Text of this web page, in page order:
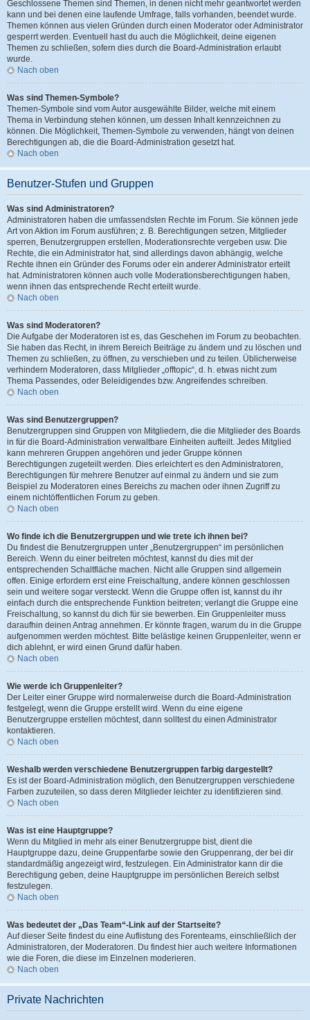
Geschlossene Themen sind Themen, in denen nicht mehr geantwortet werden
kann und bei denen eine laufende Umfrage, falls vorhanden, beendet wurde.
Themen können aus vielen Gründen durch einen Moderator oder Administrator
gesperrt werden. Eventuell hast du auch die Möglichkeit, deine eigenen
Themen zu schließen, sofern dies durch die Board-Administration erlaubt
wurde.
Nach oben
Was sind Themen-Symbole?
Themen-Symbole sind vom Autor ausgewählte Bilder, welche mit einem
Thema in Verbindung stehen können, um dessen Inhalt kennzeichnen zu
können. Die Möglichkeit, Themen-Symbole zu verwenden, hängt von deinen
Berechtigungen ab, die die Board-Administration gesetzt hat.
Nach oben
Benutzer-Stufen und Gruppen
Was sind Administratoren?
Administratoren haben die umfassendsten Rechte im Forum. Sie können jede
Art von Aktion im Forum ausführen; z. B. Berechtigungen setzen, Mitglieder
sperren, Benutzergruppen erstellen, Moderationsrechte vergeben usw. Die
Rechte, die ein Administrator hat, sind allerdings davon abhängig, welche
Rechte ihnen ein Gründer des Forums oder ein anderer Administrator erteilt
hat. Administratoren können auch volle Moderationsberechtigungen haben,
wenn ihnen das entsprechende Recht erteilt wurde.
Nach oben
Was sind Moderatoren?
Die Aufgabe der Moderatoren ist es, das Geschehen im Forum zu beobachten.
Sie haben das Recht, in ihrem Bereich Beiträge zu ändern und zu löschen und
Themen zu schließen, zu öffnen, zu verschieben und zu teilen. Üblicherweise
verhindern Moderatoren, dass Mitglieder „offtopic“, d. h. etwas nicht zum
Thema Passendes, oder Beleidigendes bzw. Angreifendes schreiben.
Nach oben
Was sind Benutzergruppen?
Benutzergruppen sind Gruppen von Mitgliedern, die die Mitglieder des Boards
in für die Board-Administration verwaltbare Einheiten aufteilt. Jedes Mitglied
kann mehreren Gruppen angehören und jeder Gruppe können
Berechtigungen zugeteilt werden. Dies erleichtert es den Administratoren,
Berechtigungen für mehrere Benutzer auf einmal zu ändern und sie zum
Beispiel zu Moderatoren eines Bereichs zu machen oder ihnen Zugriff zu
einem nichtöffentlichen Forum zu geben.
Nach oben
Wo finde ich die Benutzergruppen und wie trete ich ihnen bei?
Du findest die Benutzergruppen unter „Benutzergruppen“ im persönlichen
Bereich. Wenn du einer beitreten möchtest, kannst du dies mit der
entsprechenden Schaltfläche machen. Nicht alle Gruppen sind allgemein
offen. Einige erfordern erst eine Freischaltung, andere können geschlossen
sein und weitere sogar versteckt. Wenn die Gruppe offen ist, kannst du ihr
einfach durch die entsprechende Funktion beitreten; verlangt die Gruppe eine
Freischaltung, so kannst du dich für sie bewerben. Ein Gruppenleiter muss
daraufhin deinen Antrag annehmen. Er könnte fragen, warum du in die Gruppe
aufgenommen werden möchtest. Bitte belästige keinen Gruppenleiter, wenn er
dich ablehnt, er wird einen Grund dafür haben.
Nach oben
Wie werde ich Gruppenleiter?
Der Leiter einer Gruppe wird normalerweise durch die Board-Administration
festgelegt, wenn die Gruppe erstellt wird. Wenn du eine eigene
Benutzergruppe erstellen möchtest, dann solltest du einen Administrator
kontaktieren.
Nach oben
Weshalb werden verschiedene Benutzergruppen farbig dargestellt?
Es ist der Board-Administration möglich, den Benutzergruppen verschiedene
Farben zuzuteilen, so dass deren Mitglieder leichter zu identifizieren sind.
Nach oben
Was ist eine Hauptgruppe?
Wenn du Mitglied in mehr als einer Benutzergruppe bist, dient die
Hauptgruppe dazu, deine Gruppenfarbe sowie den Gruppenrang, der bei dir
standardmäßig angezeigt wird, festzulegen. Ein Administrator kann dir die
Berechtigung geben, deine Hauptgruppe im persönlichen Bereich selbst
festzulegen.
Nach oben
Was bedeutet der „Das Team“-Link auf der Startseite?
Auf dieser Seite findest du eine Auflistung des Forenteams, einschließlich der
Administratoren, der Moderatoren. Du findest hier auch weitere Informationen
wie die Foren, die diese im Einzelnen moderieren.
Nach oben
Private Nachrichten